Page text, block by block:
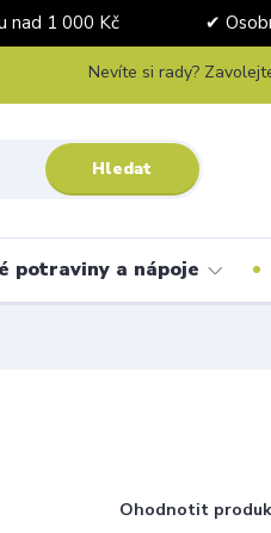
1 000 Kč ✔ Osobní
Hledat
Nevíte si rady?
potraviny a nápoje
Ohodnotit